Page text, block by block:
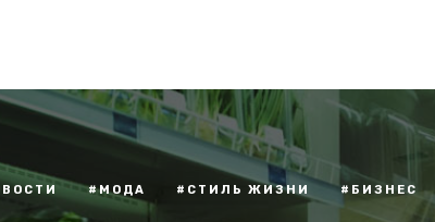
#МОДА #СТИЛЬ ЖИЗНИ #БИЗНЕС